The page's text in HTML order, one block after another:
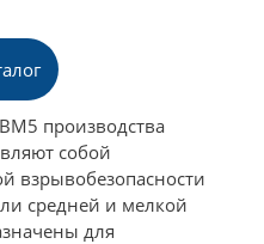
производства
собой
взрывобезопасности
средней и мелкой
для